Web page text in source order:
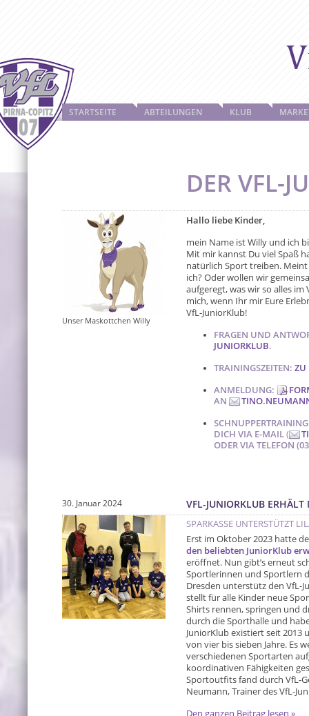
STARTSEITE ABTEILUNGEN KLUB
DER VFL-
Hallo liebe Kinder,
mein Name ist Willy und ich
Mit mir kannst Du viel Spaß
natürlich Sport treiben.
ich? Oder wollen wir
aufgeregt, was wir so alles
mich, wenn Ihr mir Eure
VfL-JuniorKlub!
FRAGEN UND
JUNIORKLUB.
TRAININGSZEITEN: ZU
ANMELDUNG:
AN
DICH VIA E-MAIL(
ODER VIA TELEFON
Unser Maskottchen Willy
VFL-JUNIORKLUB ERHÄLT
30. Januar 2024
SPARKASSE UNTERSTÜTZT
Erst im Oktober 2023 hatte
den beliebten JuniorKlub
eröffnet. Nun gibt’s erneut
Sportlerinnen und Sportlern
Dresden unterstütz den VfL-
stellt für alle Kinder neue
Shirts rennen, springen und
durch die Sporthalle und
JuniorKlub existiert seit 2013
von vier bis sieben Jahre. Es
verschiedenen Sportarten
koordinativen Fähigkeiten
Sportoutfits fand durch VfL-
Neumann, Trainer des VfL-
Den ganzen Beitrag lesen »